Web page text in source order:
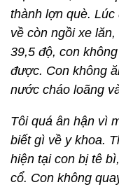
thành lợn què.
về còn ngồi xe
39,5 độ, con
được. Con không
nước cháo loãng
Tôi quá ân hận vì
biết gì về y khoa.
hiện tại con bị tê
cổ. Con không